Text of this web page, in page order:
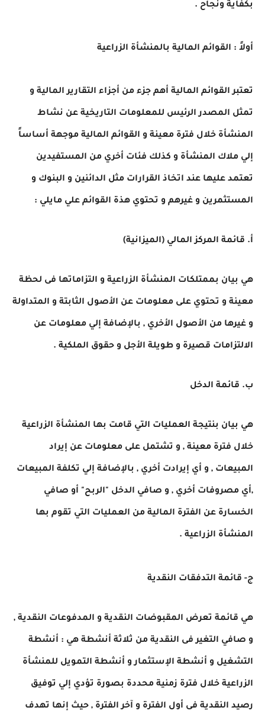
بكفاية ونجاح .
أولاً : القوائم المالية بالمنشأة الزراعية
تعتبر القوائم المالية أهم جزء من أجزاء التقارير المالية و
تمثل المصدر الرئيس للمعلومات التاريخية عن نشاط
المنشأة خلال فترة معينة و القوائم المالية موجهة أساساً
إلي ملاك المنشأة و كذلك فئات أخري من المستفيدين
تعتمد عليها عند اتخاذ القرارات مثل الدائنين و البنوك و
المستثمرين و غيرهم و تحتوي هذة القوائم علي مايلي :
أ. قائمة المركز المالي (الميزانية)
هي بيان بممتلكات المنشأة الزراعية و التزاماتها فى لحظة
معينة و تحتوي على معلومات عن الأصول الثابتة و المتداولة
و غيرها من الأصول الأخري , بالإضافة إلي معلومات عن
الالتزامات قصيرة و طويلة الأجل و حقوق الملكية .
ب. قائمة الدخل
هي بيان بنتيجة العمليات التي قامت بها المنشأة الزراعية
خلال فترة معينة , و تشتمل على معلومات عن إيراد
المبيعات , و أي إيرادت أخري , بالإضافة إلي تكلفة المبيعات
,أي مصروفات أخري , و صافي الدخل "الربح" أو صافي
الخسارة عن الفترة المالية من العمليات التي تقوم بها
المنشأة الزراعية .
ج- قائمة التدفقات النقدية
هي قائمة تعرض المقبوضات النقدية و المدفوعات النقدية ,
و صافي التغير فى النقدية من ثلاثة أنشطة هي : أنشطة
التشغيل و أنشطة الإستثمار و أنشطة التمويل للمنشأة
الزراعية خلال فترة زمنية محددة بصورة تؤدي إلي توفيق
رصيد النقدية فى أول الفترة و آخر الفترة , حيث إنها تهدف